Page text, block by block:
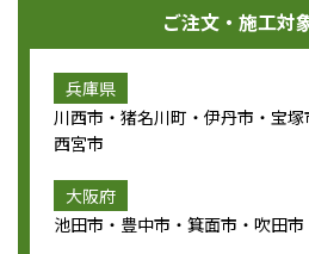
ご注文・施工対
兵庫県
川西市・猪名川町・伊丹市・宝塚
西宮市
大阪府
池田市・豊中市・箕面市・吹田